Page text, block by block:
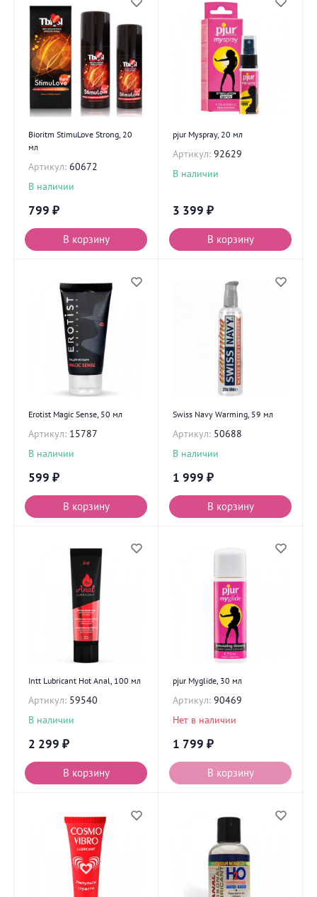
Bioritm StimuLove Strong, 20
мл
Артикул: 60672
В наличии
799 ₽
В корзину
pjur Myspray, 20 мл
Артикул: 92629
В наличии
3 399 ₽
В корзину
Erotist Magic Sense, 50 мл
Артикул: 15787
В наличии
599 ₽
В корзину
Swiss Navy Warming, 59 мл
Артикул: 50688
В наличии
1 999 ₽
В корзину
Intt Lubricant Hot Anal, 100 мл
Артикул: 59540
В наличии
2 299 ₽
В корзину
pjur Myglide, 30 мл
Артикул: 90469
Нет в наличии
1 799 ₽
В корзину